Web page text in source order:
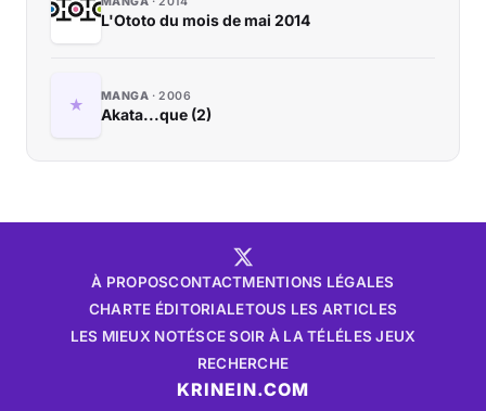
L'Ototo du mois de mai 2014
MANGA 2006
Akata...que (2)
À PROPOSCONTACTMENTIONS LÉGALES
CHARTE ÉDITORIALETOUS LES ARTICLES
LES MIEUX NOTÉSCE SOIR À LA TÉLÉLES JEUX
RECHERCHE
KRINEIN.COM